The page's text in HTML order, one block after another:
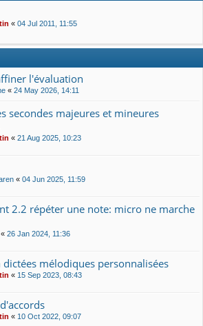
« 04 Jul 2011, 11:55
l'évaluation
« 24 May 2026, 14:11
secondes majeures et mineures
« 21 Aug 2025, 10:23
« 04 Jun 2025, 11:59
2.2 répéter une note: micro ne marche
« 26 Jan 2024, 11:36
mélodiques personnalisées
« 15 Sep 2023, 08:43
« 10 Oct 2022, 09:07